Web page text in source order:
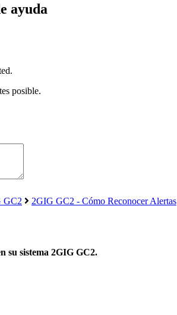
ayuda
posible.
GC2 2GIG GC2 - Cómo Reconocer Alertas
su sistema 2GIG GC2.